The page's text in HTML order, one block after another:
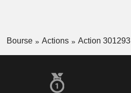
Bourse Actions Action 301293